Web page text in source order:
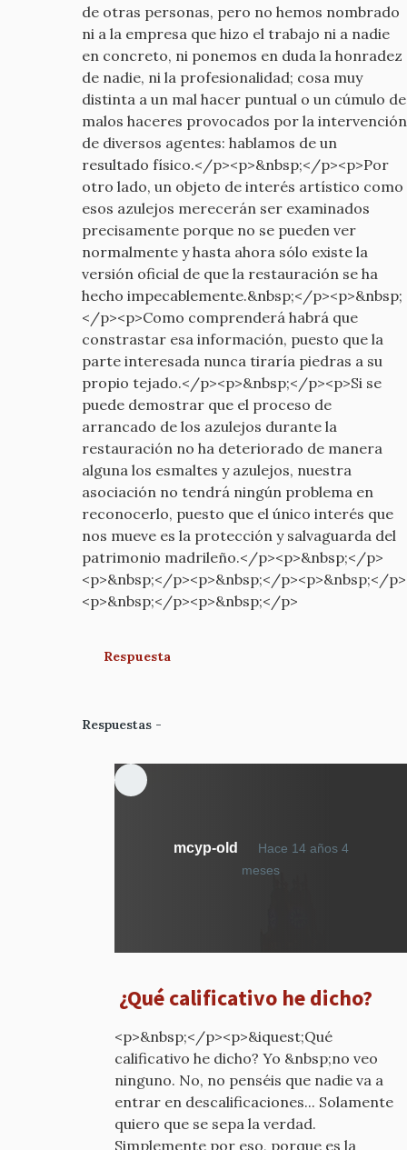
de otras personas, pero no hemos nombrado
ni a la empresa que hizo el trabajo ni a nadie
en concreto, ni ponemos en duda la honradez
de nadie, ni la profesionalidad; cosa muy
distinta a un mal hacer puntual o un cúmulo de
malos haceres provocados por la intervención
de diversos agentes: hablamos de un
resultado físico.</p><p>&nbsp;</p><p>Por
otro lado, un objeto de interés artístico como
esos azulejos merecerán ser examinados
precisamente porque no se pueden ver
normalmente y hasta ahora sólo existe la
versión oficial de que la restauración se ha
hecho impecablemente.&nbsp;</p><p>&nbsp;
</p><p>Como comprenderá habrá que
constrastar esa información, puesto que la
parte interesada nunca tiraría piedras a su
propio tejado.</p><p>&nbsp;</p><p>Si se
puede demostrar que el proceso de
arrancado de los azulejos durante la
restauración no ha deteriorado de manera
alguna los esmaltes y azulejos, nuestra
asociación no tendrá ningún problema en
reconocerlo, puesto que el único interés que
nos mueve es la protección y salvaguarda del
patrimonio madrileño.</p><p>&nbsp;</p>
<p>&nbsp;</p><p>&nbsp;</p><p>&nbsp;</p>
<p>&nbsp;</p><p>&nbsp;</p>
Respuesta
Respuestas
mcyp-old
Hace 14 años 4
meses
por
old
¿Qué calificativo he dicho?
<p>&nbsp;</p><p>&iquest;Qué
calificativo he dicho? Yo &nbsp;no veo
ninguno. No, no penséis que nadie va a
entrar en descalificaciones... Solamente
quiero que se sepa la verdad.
Simplemente por eso, porque es la